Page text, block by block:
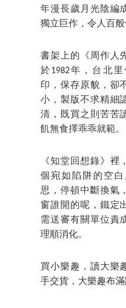
年漫長歲月光陰編
獨立巨作，令人百般
書架上的《周作人
於1982年，台北
印，保存原貌，卻
小，製版不求精細
清，既買之則苦苦
飢無食擇乖乖就範。
《知堂回想錄》裡
個宛如陷阱的空
思，停頓中斷換氣
窗誰開的呢，鐵定
需送審有關單位責
理順消化。
買小樂趣，讀大樂
手交貨，大樂趣布滿